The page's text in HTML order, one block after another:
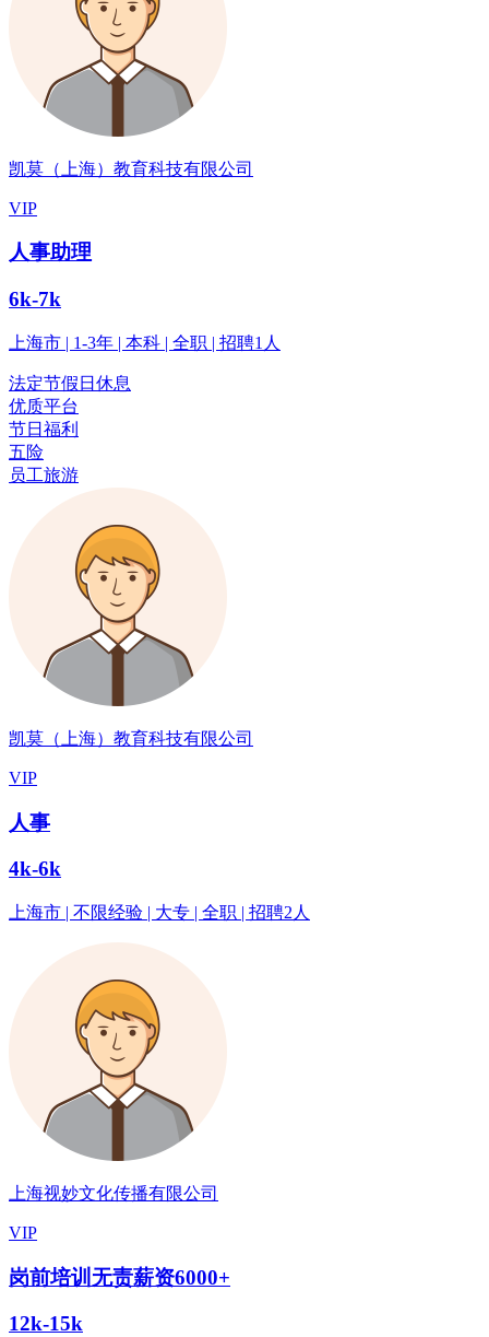
凯莫（上海）教育科技有限公司
VIP
人事助理
6k-7k
上海市 | 1-3年 | 本科 | 全职 | 招聘1人
法定节假日休息
优质平台
节日福利
五险
员工旅游
凯莫（上海）教育科技有限公司
VIP
人事
4k-6k
上海市 | 不限经验 | 大专 | 全职 | 招聘2人
上海视妙文化传播有限公司
VIP
岗前培训无责薪资6000+
12k-15k